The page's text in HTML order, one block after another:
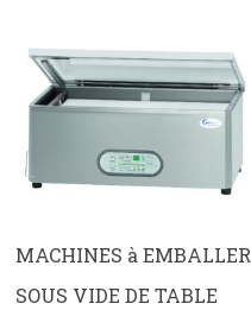
MACHINES à EMBALLER
SOUS VIDE DE TABLE